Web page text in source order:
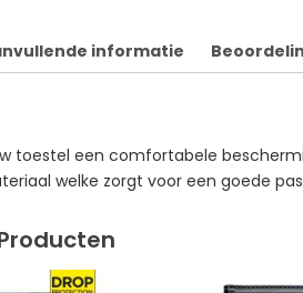
informatie
toestel een comfortabele
welke zorgt voor een goede